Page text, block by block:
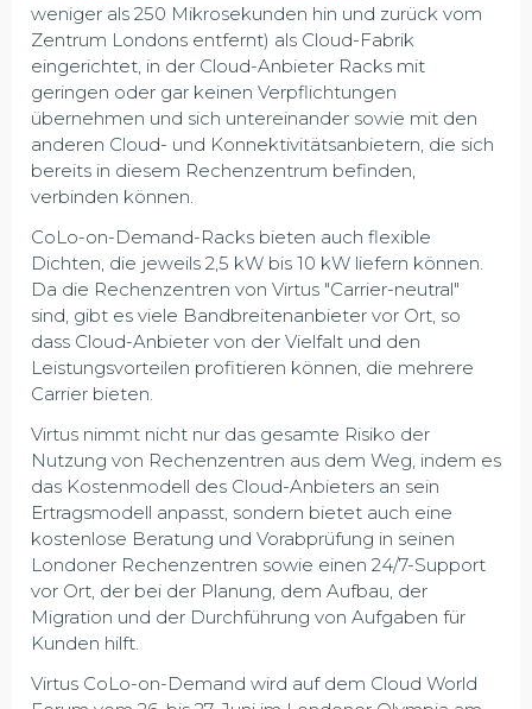
weniger als 250 Mikrosekunden hin und zurück vom
Zentrum Londons entfernt) als Cloud-Fabrik
eingerichtet, in der Cloud-Anbieter Racks mit
geringen oder gar keinen Verpflichtungen
übernehmen und sich untereinander sowie mit den
anderen Cloud- und Konnektivitätsanbietern, die sich
bereits in diesem Rechenzentrum befinden,
verbinden können.
CoLo-on-Demand-Racks bieten auch flexible
Dichten, die jeweils 2,5 kW bis 10 kW liefern können.
Da die Rechenzentren von Virtus "Carrier-neutral"
sind, gibt es viele Bandbreitenanbieter vor Ort, so
dass Cloud-Anbieter von der Vielfalt und den
Leistungsvorteilen profitieren können, die mehrere
Carrier bieten.
Virtus nimmt nicht nur das gesamte Risiko der
Nutzung von Rechenzentren aus dem Weg, indem es
das Kostenmodell des Cloud-Anbieters an sein
Ertragsmodell anpasst, sondern bietet auch eine
kostenlose Beratung und Vorabprüfung in seinen
Londoner Rechenzentren sowie einen 24/7-Support
vor Ort, der bei der Planung, dem Aufbau, der
Migration und der Durchführung von Aufgaben für
Kunden hilft.
Virtus CoLo-on-Demand wird auf dem Cloud World